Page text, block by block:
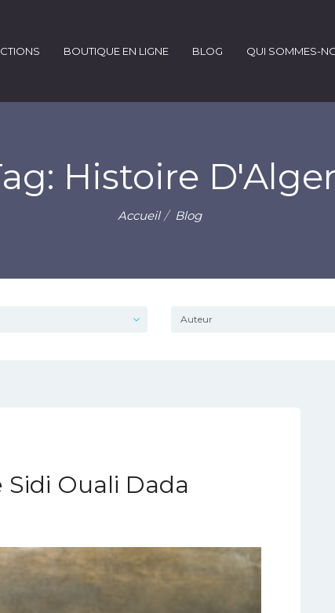
BOUTIQUE EN LIGNE BLOG QUI SOMMES-
Histoire D'Alger
Accueil Blog
Ouali Dada